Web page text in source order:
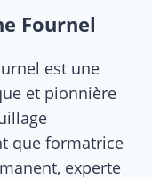
Fournel
est une
et pionnière
que formatrice
experte